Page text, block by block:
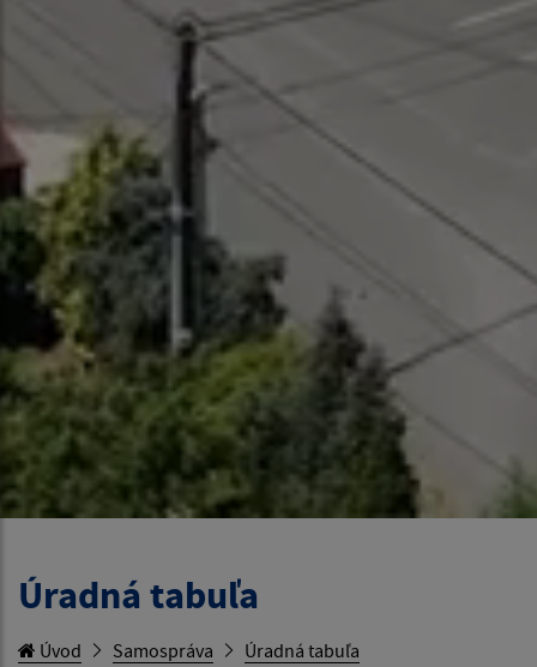
Úradná tabuľa
Úvod Samospráva Úradná tabuľa